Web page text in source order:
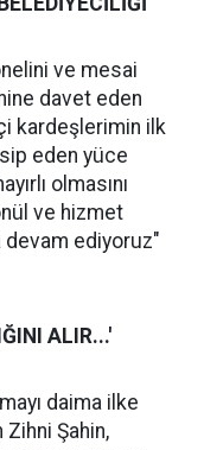
ve mesai
davet eden
kardeşlerimin ilk
eden yüce
olmasını
ve hizmet
devam ediyoruz"
ALIR...'
daima ilke
Şahin,